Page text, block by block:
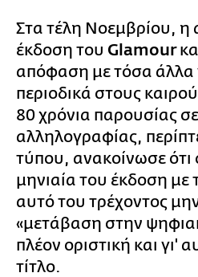
Στα τέλη Νοεμβρίου, η
έκδοση του Glamour
απόφαση με τόσα άλλα
περιοδικά στους
80 χρόνια παρουσίας
αλληλογραφίας,
τύπου, ανακοίνωσε
μηνιαία του έκδοση με
αυτό του τρέχοντος
«μετάβαση στην
πλέον οριστική και γι'
τίτλο.